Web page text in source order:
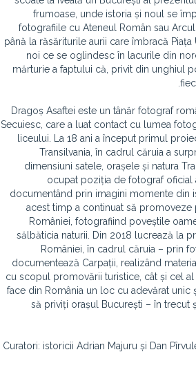
frumoase, unde istoria și noul se
fotografiile cu Ateneul Român sau
până la răsăriturile aurii care îmbracă
noi ce se oglindesc în lacurile din
mărturie a faptului că, privit din unghiul
Dragoș Asaftei este un tânăr fotograf
Secuiesc, care a luat contact cu lumea
liceului. La 18 ani a început primul
Transilvania, în cadrul căruia a
dimensiuni satele, orașele și natura
ocupat poziția de fotograf oficial
documentând prin imagini momente din
acest timp a continuat să
României, fotografiind poveștile
sălbăticia naturii. Din 2018 lucrează la
României, în cadrul căruia – prin
documentează Carpații, realizând
cu scopul promovării turistice, cât și cel
face din România un loc cu adevărat unic
să priviți orașul București – în trecut
Curatori: istoricii Adrian Majuru și Dan